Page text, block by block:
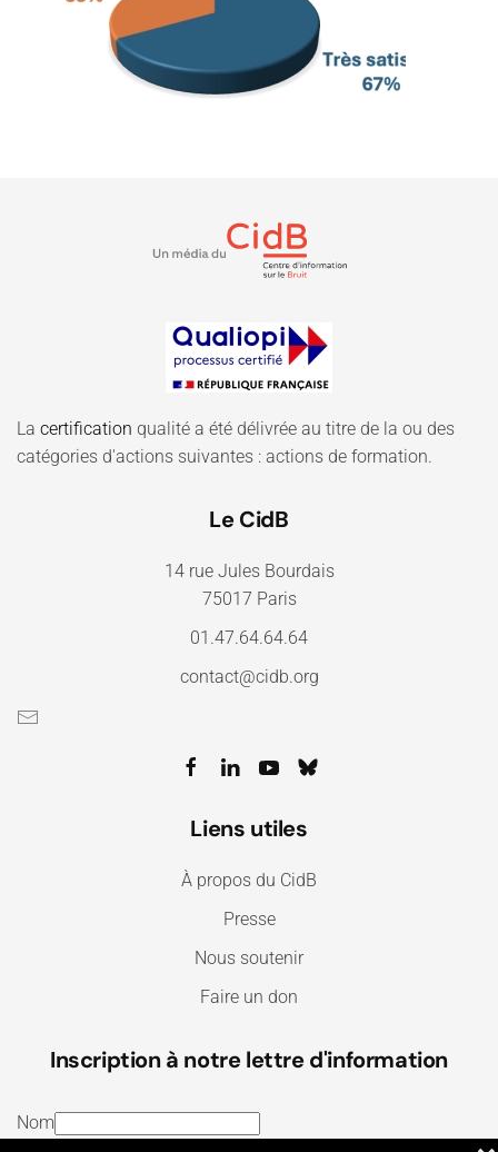
La certification qualité a été délivrée au titre de la ou des
catégories d'actions suivantes : actions de formation.
Le CidB
14 rue Jules Bourdais
75017 Paris
01.47.64.64.64
contact@cidb.org
Liens utiles
À propos du CidB
Presse
Nous soutenir
Faire un don
Inscription à notre lettre d'information
Nom